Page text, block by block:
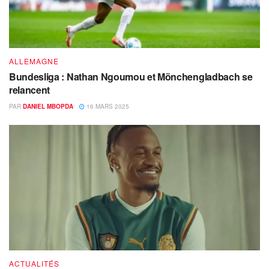
ALLEMAGNE
Bundesliga : Nathan Ngoumou et Mönchengladbach se
relancent
PAR DANIEL MBOPDA 16 MARS 2025
ACTUALITÉS